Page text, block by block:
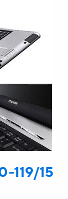
119/15